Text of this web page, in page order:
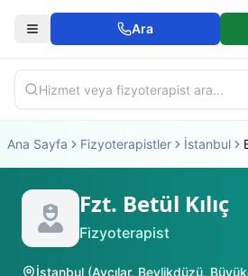
Ara
Ana Sayfa Fizyoterapistler İstanbul
Fzt. Betül Kılıç
Fizyoterapist
İstanbul (Avcılar, Beylikdüzü,